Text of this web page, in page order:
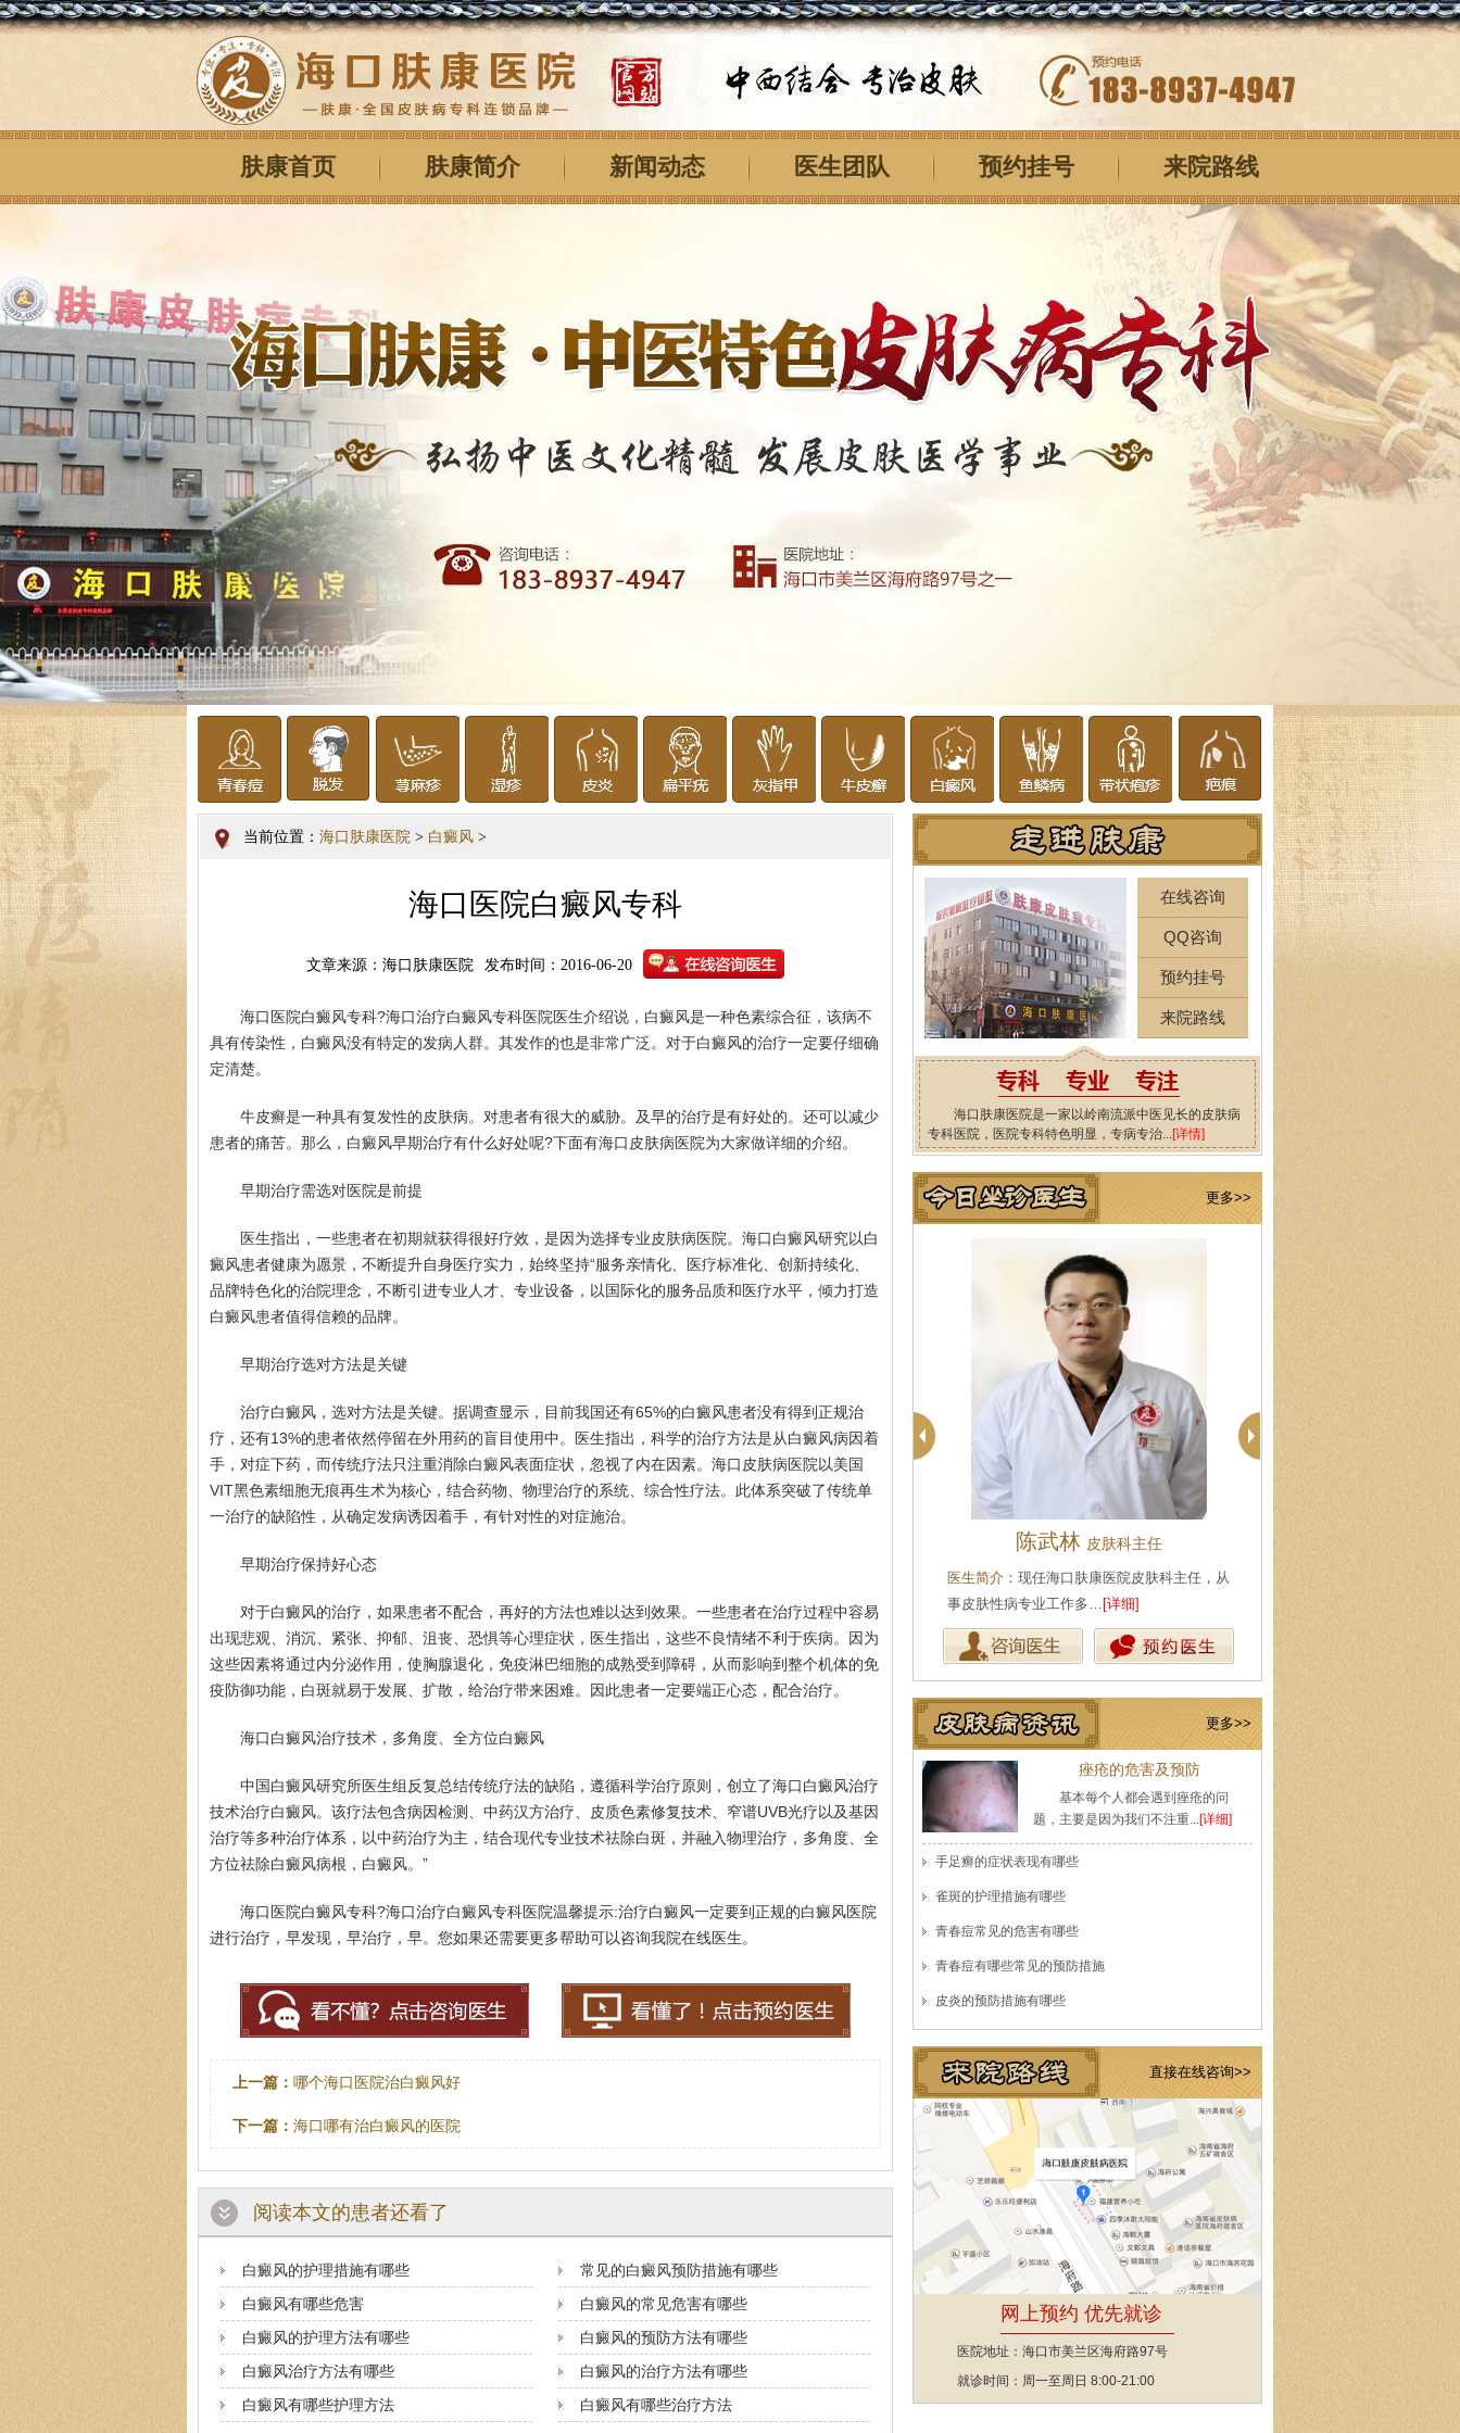
肤康首页 肤康简介 新闻动态 医生团队 预约挂号 来院路线
当前位置： 海口肤康医院 > 白癜风 >
海口医院白癜风专科
文章来源：海口肤康医院 发布时间：2016-06-20
海口医院白癜风专科?海口治疗白癜风专科医院医生介绍说，白癜风是一种色素综合征，该病不
具有传染性，白癜风没有特定的发病人群。其发作的也是非常广泛。对于白癜风的治疗一定要仔细确
定清楚。
牛皮癣是一种具有复发性的皮肤病。对患者有很大的威胁。及早的治疗是有好处的。还可以减少
患者的痛苦。那么，白癜风早期治疗有什么好处呢?下面有海口皮肤病医院为大家做详细的介绍。
早期治疗需选对医院是前提
医生指出，一些患者在初期就获得很好疗效，是因为选择专业皮肤病医院。海口白癜风研究以白
癜风患者健康为愿景，不断提升自身医疗实力，始终坚持“服务亲情化、医疗标准化、创新持续化、
品牌特色化的治院理念，不断引进专业人才、专业设备，以国际化的服务品质和医疗水平，倾力打造
白癜风患者值得信赖的品牌。
早期治疗选对方法是关键
治疗白癜风，选对方法是关键。据调查显示，目前我国还有65%的白癜风患者没有得到正规治
疗，还有13%的患者依然停留在外用药的盲目使用中。医生指出，科学的治疗方法是从白癜风病因着
手，对症下药，而传统疗法只注重消除白癜风表面症状，忽视了内在因素。海口皮肤病医院以美国
VIT黑色素细胞无痕再生术为核心，结合药物、物理治疗的系统、综合性疗法。此体系突破了传统单
一治疗的缺陷性，从确定发病诱因着手，有针对性的对症施治。
早期治疗保持好心态
对于白癜风的治疗，如果患者不配合，再好的方法也难以达到效果。一些患者在治疗过程中容易
出现悲观、消沉、紧张、抑郁、沮丧、恐惧等心理症状，医生指出，这些不良情绪不利于疾病。因为
这些因素将通过内分泌作用，使胸腺退化，免疫淋巴细胞的成熟受到障碍，从而影响到整个机体的免
疫防御功能，白斑就易于发展、扩散，给治疗带来困难。因此患者一定要端正心态，配合治疗。
海口白癜风治疗技术，多角度、全方位白癜风
中国白癜风研究所医生组反复总结传统疗法的缺陷，遵循科学治疗原则，创立了海口白癜风治疗
技术治疗白癜风。该疗法包含病因检测、中药汉方治疗、皮质色素修复技术、窄谱UVB光疗以及基因
治疗等多种治疗体系，以中药治疗为主，结合现代专业技术祛除白斑，并融入物理治疗，多角度、全
方位祛除白癜风病根，白癜风。”
海口医院白癜风专科?海口治疗白癜风专科医院温馨提示:治疗白癜风一定要到正规的白癜风医院
进行治疗，早发现，早治疗，早。您如果还需要更多帮助可以咨询我院在线医生。
上一篇： 哪个海口医院治白癜风好
下一篇： 海口哪有治白癜风的医院
阅读本文的患者还看了
白癜风的护理措施有哪些
常见的白癜风预防措施有哪些
白癜风有哪些危害
白癜风的常见危害有哪些
白癜风的护理方法有哪些
白癜风的预防方法有哪些
白癜风治疗方法有哪些
白癜风的治疗方法有哪些
白癜风有哪些护理方法
白癜风有哪些治疗方法
在线咨询
QQ咨询
预约挂号
来院路线
海口肤康医院是一家以岭南流派中医见长的皮肤病
专科医院，医院专科特色明显，专病专治...[详情]
更多>>
医师，副教授。从事皮…[详细]
陈武林 皮肤科主任
医生简介 ：现任海口肤康医院皮肤科主任，从
事皮肤性病专业工作多… [详细]
更多>>
痤疮的危害及预防
基本每个人都会遇到痤疮的问
题，主要是因为我们不注重...[详细]
手足癣的症状表现有哪些
雀斑的护理措施有哪些
青春痘常见的危害有哪些
青春痘有哪些常见的预防措施
皮炎的预防措施有哪些
直接在线咨询>>
网上预约 优先就诊
医院地址：海口市美兰区海府路97号
就诊时间：周一至周日 8:00-21:00